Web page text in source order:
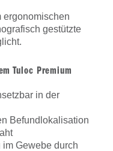
ergonomischen
gestützte
Tuloc Premium
in der
Befundlokalisation
Gewebe durch